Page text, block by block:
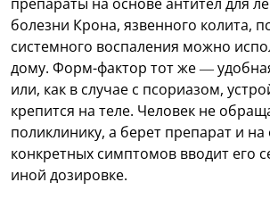
болезни Крона, язвенного колита,
системного воспаления можно
дому. Форм-фактор тот же —
или, как в случае с псориазом,
крепится на теле. Человек не
поликлинику, а берет препарат и на
конкретных симптомов вводит его
иной дозировке.